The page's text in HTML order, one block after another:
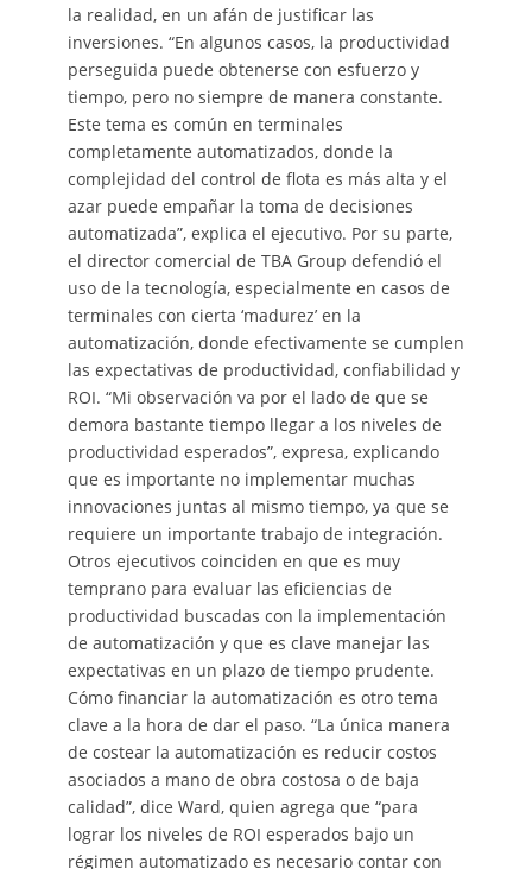
la realidad, en un afán de justificar las
inversiones. “En algunos casos, la productividad
perseguida puede obtenerse con esfuerzo y
tiempo, pero no siempre de manera constante.
Este tema es común en terminales
completamente automatizados, donde la
complejidad del control de flota es más alta y el
azar puede empañar la toma de decisiones
automatizada”, explica el ejecutivo. Por su parte,
el director comercial de TBA Group defendió el
uso de la tecnología, especialmente en casos de
terminales con cierta ‘madurez’ en la
automatización, donde efectivamente se cumplen
las expectativas de productividad, confiabilidad y
ROI. “Mi observación va por el lado de que se
demora bastante tiempo llegar a los niveles de
productividad esperados”, expresa, explicando
que es importante no implementar muchas
innovaciones juntas al mismo tiempo, ya que se
requiere un importante trabajo de integración.
Otros ejecutivos coinciden en que es muy
temprano para evaluar las eficiencias de
productividad buscadas con la implementación
de automatización y que es clave manejar las
expectativas en un plazo de tiempo prudente.
Cómo financiar la automatización es otro tema
clave a la hora de dar el paso. “La única manera
de costear la automatización es reducir costos
asociados a mano de obra costosa o de baja
calidad”, dice Ward, quien agrega que “para
lograr los niveles de ROI esperados bajo un
régimen automatizado es necesario contar con